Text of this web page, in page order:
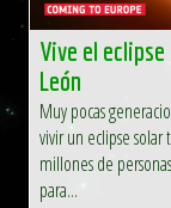
Vive el eclipse
León
Muy pocas
vivir un eclipse
millones de
para...